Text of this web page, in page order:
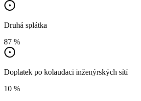
Druhá splátka
87 %
Doplatek po kolaudaci inženýrských sítí
10 %